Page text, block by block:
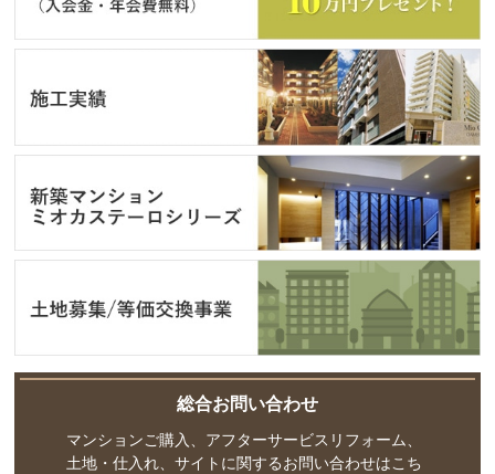
総合お問い合わせ
マンションご購入、アフターサービスリフォーム、
土地・仕入れ、サイトに関するお問い合わせはこち